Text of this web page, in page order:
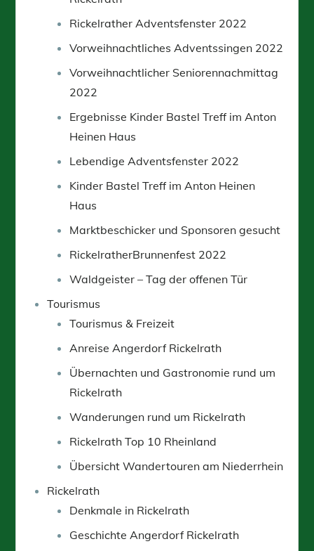
Rickelrather Adventsfenster 2022
Vorweihnachtliches Adventssingen 2022
Vorweihnachtlicher Seniorennachmittag
2022
Ergebnisse Kinder Bastel Treff im Anton
Heinen Haus
Lebendige Adventsfenster 2022
Kinder Bastel Treff im Anton Heinen
Haus
Marktbeschicker und Sponsoren gesucht
RickelratherBrunnenfest 2022
Waldgeister – Tag der offenen Tür
Tourismus
Tourismus & Freizeit
Anreise Angerdorf Rickelrath
Übernachten und Gastronomie rund um
Rickelrath
Wanderungen rund um Rickelrath
Rickelrath Top 10 Rheinland
Übersicht Wandertouren am Niederrhein
Rickelrath
Denkmale in Rickelrath
Geschichte Angerdorf Rickelrath